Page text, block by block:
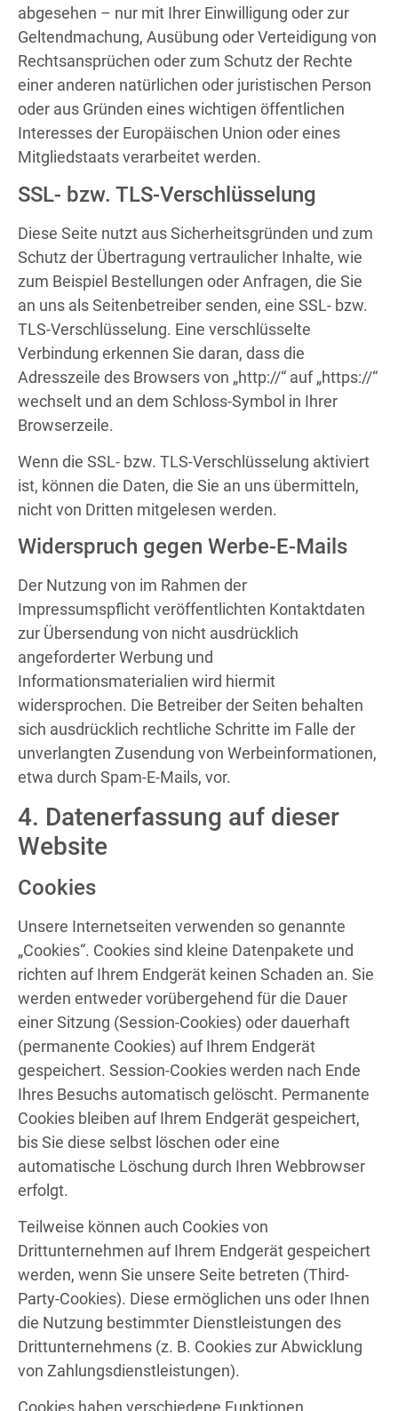
abgesehen – nur mit Ihrer Einwilligung oder zur
Geltendmachung, Ausübung oder Verteidigung von
Rechtsansprüchen oder zum Schutz der Rechte
einer anderen natürlichen oder juristischen Person
oder aus Gründen eines wichtigen öffentlichen
Interesses der Europäischen Union oder eines
Mitgliedstaats verarbeitet werden.
SSL- bzw. TLS-Verschlüsselung
Diese Seite nutzt aus Sicherheitsgründen und zum
Schutz der Übertragung vertraulicher Inhalte, wie
zum Beispiel Bestellungen oder Anfragen, die Sie
an uns als Seitenbetreiber senden, eine SSL- bzw.
TLS-Verschlüsselung. Eine verschlüsselte
Verbindung erkennen Sie daran, dass die
Adresszeile des Browsers von „http://“ auf „https://“
wechselt und an dem Schloss-Symbol in Ihrer
Browserzeile.
Wenn die SSL- bzw. TLS-Verschlüsselung aktiviert
ist, können die Daten, die Sie an uns übermitteln,
nicht von Dritten mitgelesen werden.
Widerspruch gegen Werbe-E-Mails
Der Nutzung von im Rahmen der
Impressumspflicht veröffentlichten Kontaktdaten
zur Übersendung von nicht ausdrücklich
angeforderter Werbung und
Informationsmaterialien wird hiermit
widersprochen. Die Betreiber der Seiten behalten
sich ausdrücklich rechtliche Schritte im Falle der
unverlangten Zusendung von Werbeinformationen,
etwa durch Spam-E-Mails, vor.
4. Datenerfassung auf dieser
Website
Cookies
Unsere Internetseiten verwenden so genannte
„Cookies“. Cookies sind kleine Datenpakete und
richten auf Ihrem Endgerät keinen Schaden an. Sie
werden entweder vorübergehend für die Dauer
einer Sitzung (Session-Cookies) oder dauerhaft
(permanente Cookies) auf Ihrem Endgerät
gespeichert. Session-Cookies werden nach Ende
Ihres Besuchs automatisch gelöscht. Permanente
Cookies bleiben auf Ihrem Endgerät gespeichert,
bis Sie diese selbst löschen oder eine
automatische Löschung durch Ihren Webbrowser
erfolgt.
Teilweise können auch Cookies von
Drittunternehmen auf Ihrem Endgerät gespeichert
werden, wenn Sie unsere Seite betreten (Third-
Party-Cookies). Diese ermöglichen uns oder Ihnen
die Nutzung bestimmter Dienstleistungen des
Drittunternehmens (z. B. Cookies zur Abwicklung
von Zahlungsdienstleistungen).